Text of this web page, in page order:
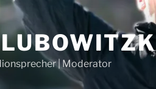
| Moderator